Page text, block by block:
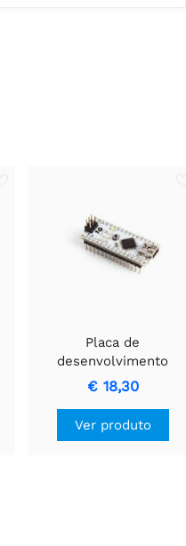
Placa de
desenvolvimento
Whadda ATmega328
Nano
€ 18,30
Ver produto